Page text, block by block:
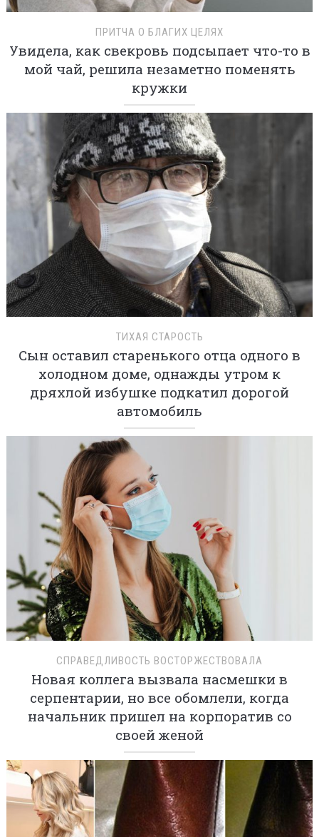
ПРИТЧА О БЛАГИХ ЦЕЛЯХ
Увидела, как свекровь подсыпает что-то в
мой чай, решила незаметно поменять
кружки
ТИХАЯ СТАРОСТЬ
Сын оставил старенького отца одного в
холодном доме, однажды утром к
дряхлой избушке подкатил дорогой
автомобиль
СПРАВЕДЛИВОСТЬ ВОСТОРЖЕСТВОВАЛА
Новая коллега вызвала насмешки в
серпентарии, но все обомлели, когда
начальник пришел на корпоратив со
своей женой